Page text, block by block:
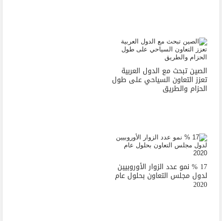
الصين تبحث مع الدول العربية
تعزز التعاون السياحي على طول
الحزام والطريق
17 % نمو عدد الزوار الأوروبيين
لدول مجلس التعاون بحلول عام
2020